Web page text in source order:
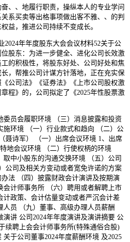
、地履行职责，操纵本人的专业学问
系买卖等出格事项做出客不雅、、的判
益，推进公司持续不变成长。
年年度股东大会会议材料52关于公
股东：为进一步健全、进化公司长效激
的积极性，将股东好处、公司好处和焦
，帮推公司计谋方针落地，正在充实保
公司法》《证券法》《上市公司股权激
程》的，公司拟定了《2025年性股票激
员会履职环境 （三）消息披露和投资
环境 （一）行业款式和趋向 （二）公
聂诗军） （一）出席会议环境 1、出席
地会议环境 （二）行使权柄的环境
中小股东的沟通交换环境 （五）公司
公司及相关方变动或者宽免许诺的方案
法 （四）披露财政会计演讲及按期演
计师事务所 （六）聘用或者解聘上市
政策、会计估量变动或者严沉会计差
员 （九）董事、高级办理人员薪酬
讲 公司2024年年度演讲及演讲摘要 公
续聘上会会计师事务所(特殊通俗合股)
于公司董事2024年度薪酬环境 及2025